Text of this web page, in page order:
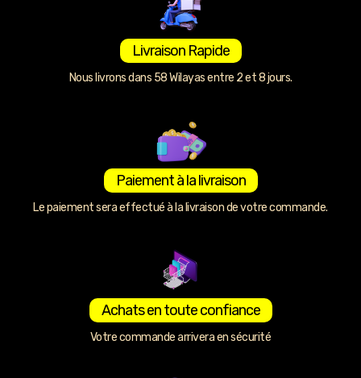
Livraison Rapide
Nous livrons dans 58 Wilayas entre 2 et 8 jours.
Paiement à la livraison
Le paiement sera effectué à la livraison de votre commande.
Achats en toute confiance
Votre commande arrivera en sécurité